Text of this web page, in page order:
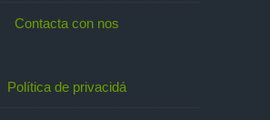
Contacta con nos
Política de privacidá